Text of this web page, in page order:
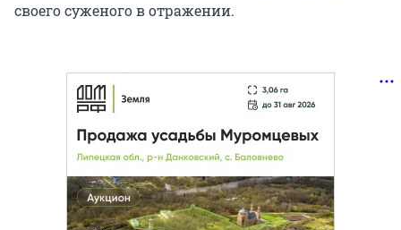
своего суженого в отражении.